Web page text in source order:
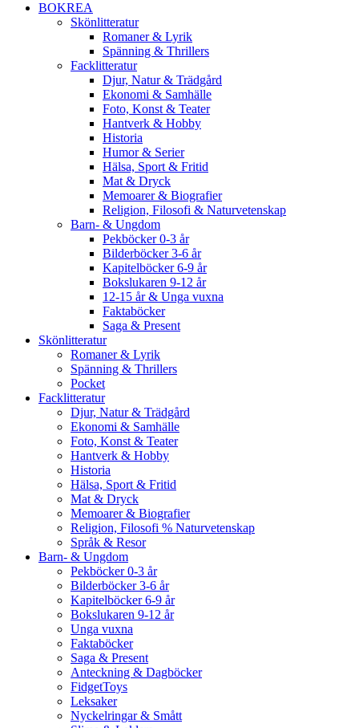
BOKREA
Skönlitteratur
Romaner & Lyrik
Spänning & Thrillers
Facklitteratur
Djur, Natur & Trädgård
Ekonomi & Samhälle
Foto, Konst & Teater
Hantverk & Hobby
Historia
Humor & Serier
Hälsa, Sport & Fritid
Mat & Dryck
Memoarer & Biografier
Religion, Filosofi & Naturvetenskap
Barn- & Ungdom
Pekböcker 0-3 år
Bilderböcker 3-6 år
Kapitelböcker 6-9 år
Bokslukaren 9-12 år
12-15 år & Unga vuxna
Faktaböcker
Saga & Present
Skönlitteratur
Romaner & Lyrik
Spänning & Thrillers
Pocket
Facklitteratur
Djur, Natur & Trädgård
Ekonomi & Samhälle
Foto, Konst & Teater
Hantverk & Hobby
Historia
Hälsa, Sport & Fritid
Mat & Dryck
Memoarer & Biografier
Religion, Filosofi % Naturvetenskap
Språk & Resor
Barn- & Ungdom
Pekböcker 0-3 år
Bilderböcker 3-6 år
Kapitelböcker 6-9 år
Bokslukaren 9-12 år
Unga vuxna
Faktaböcker
Saga & Present
Anteckning & Dagböcker
FidgetToys
Leksaker
Nyckelringar & Smått